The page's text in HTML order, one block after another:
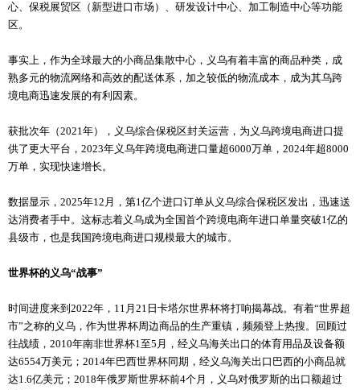
心、保税展贸区（新型进口市场）、研发设计中心、加工制造中心等功能
区。
事实上，作为全球最大的小商品集散中心，义乌有着丰富的商品种类，成
熟多元的物流网络和高效的配送体系，加之较低的物流成本，成为其乌跨
境电商迅速发展的有利因素。
获批次年（2021年），义乌综合保税区封关运营，为义乌跨境电商进口提
供了更大平台，2023年义乌年跨境电商进口量超6000万单，2024年超8000
万单，实现快速增长。
数据显示，2025年12月，第1亿个进口订单从义乌综合保税区发出，迅速送
达消费者手中。这标志着义乌成为全国首个跨境电商年进口单量突破1亿的
县级市，也是我国跨境电商进口规模最大的城市。
世界杯的义乌“战事”
时间进度来到2022年，11月21日卡塔尔世界杯将打响揭幕战。有着“世界超
市”之称的义乌，作为世界杯周边商品的生产重镇，频频登上热搜。回顾过
往战绩，2010年南非世界杯1至5月，经义乌海关出口的体育用品及设备额
达6554万美元；2014年巴西世界杯同期，经义乌海关出口巴西的小商品就
达1.6亿美元；2018年俄罗斯世界杯前4个月，义乌对俄罗斯的出口额超过